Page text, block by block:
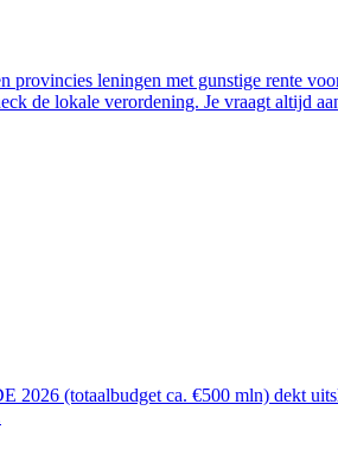
provincies leningen met gunstige rente
de lokale verordening. Je vraagt altijd
2026 (totaalbudget ca. €500 mln) dekt